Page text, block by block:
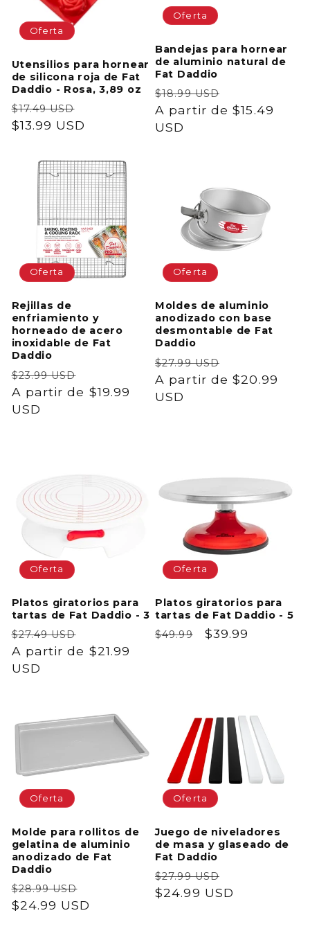
Oferta
Utensilios para hornear
de silicona roja de Fat
Daddio - Rosa, 3,89 oz
Precio
habitual
$17.49 USD
de
$13.99 USD
Oferta
Bandejas para hornear
de aluminio natural de
Fat Daddio
Precio
habitual
$18.99 USD
de
A partir de $15.49
USD
Oferta
Rejillas de
enfriamiento y
horneado de acero
inoxidable de Fat
Daddio
Precio
habitual
$23.99 USD
de
A partir de $19.99
USD
Oferta
Moldes de aluminio
anodizado con base
desmontable de Fat
Daddio
Precio
habitual
$27.99 USD
de
A partir de $20.99
USD
Oferta
Platos giratorios para
tartas de Fat Daddio - 3
Precio
habitual
$27.49 USD
de
A partir de $21.99
USD
Oferta
Platos giratorios para
tartas de Fat Daddio - 5
Precio
$49.99
Precio
$39.99
Oferta
Molde para rollitos de
gelatina de aluminio
anodizado de Fat
Daddio
Precio
habitual
$28.99 USD
de
$24.99 USD
Oferta
Juego de niveladores
de masa y glaseado de
Fat Daddio
Precio
habitual
$27.99 USD
de
$24.99 USD